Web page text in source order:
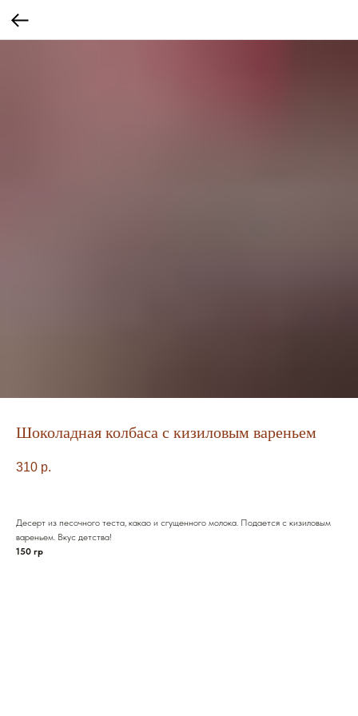
Шоколадная колбаса с кизиловым вареньем
310 р.
Десерт из песочного теста, какао и сгущенного молока. Подается с кизиловым
вареньем. Вкус детства!
150 гр